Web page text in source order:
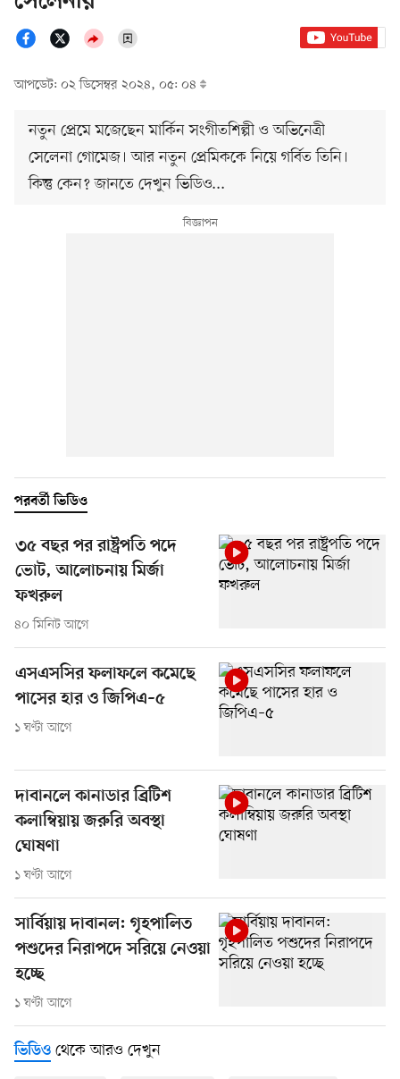
আপডেট: ০২ ডিসেম্বর ২০২৪, ০৫: ০৪
নতুন প্রেমে মজেছেন মার্কিন সংগীতশিল্পী ও অভিনেত্রী
সেলেনা গোমেজ। আর নতুন প্রেমিককে নিয়ে গর্বিত তিনি।
কিন্তু কেন? জানতে দেখুন ভিডিও...
পরবর্তী ভিডিও
৩৫ বছর পর রাষ্ট্রপতি পদে
ভোট, আলোচনায় মির্জা
ফখরুল
৪০ মিনিট আগে
এসএসসির ফলাফলে কমেছে
পাসের হার ও জিপিএ–৫
১ ঘণ্টা আগে
দাবানলে কানাডার ব্রিটিশ
কলাম্বিয়ায় জরুরি অবস্থা
ঘোষণা
১ ঘণ্টা আগে
সার্বিয়ায় দাবানল: গৃহপালিত
পশুদের নিরাপদে সরিয়ে নেওয়া
হচ্ছে
১ ঘণ্টা আগে
ভিডিও থেকে আরও দেখুন